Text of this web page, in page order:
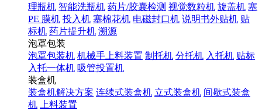
理瓶机 智能洗瓶机 药片/胶囊检测 视觉数粒机 旋盖机 塞
PE 膜机 投入机 塞棉花机 电磁封口机 说明书外贴机 贴
标机 药片提升机 溯源
泡罩包装
泡罩包装机 机械手上料装置 制托机 分托机 入托机 贴标
入托一体机 吸管投置机
装盒机
装盒机解决方案 连续式装盒机 立式装盒机 间歇式装盒
机
上料装置